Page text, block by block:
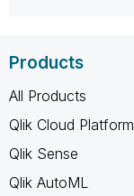
Products
All Products
Qlik Cloud Platform
Qlik Sense
Qlik AutoML